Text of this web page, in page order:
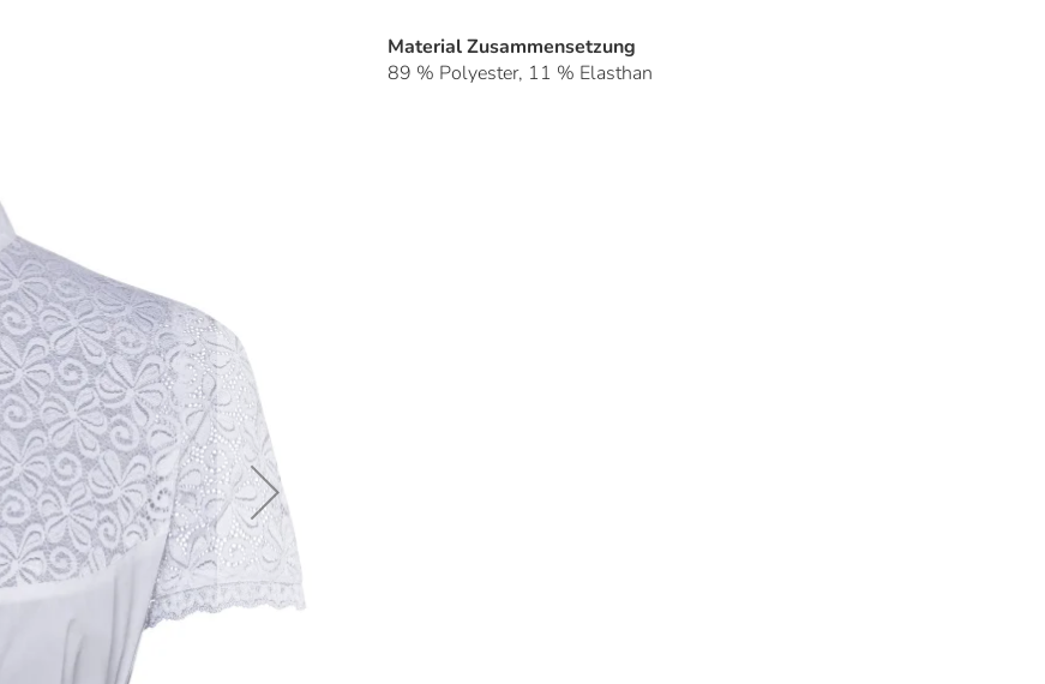
Material Zusammensetzung
89 % Polyester, 11 % Elasthan